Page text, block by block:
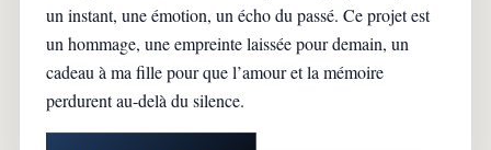
un instant, une émotion, un écho du passé. Ce projet est
un hommage, une empreinte laissée pour demain, un
cadeau à ma fille pour que l’amour et la mémoire
perdurent au-delà du silence.